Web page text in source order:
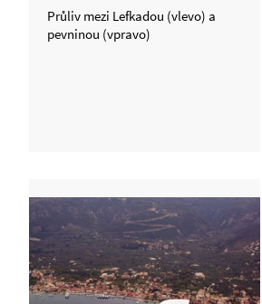
Průliv mezi Lefkadou (vlevo) a
pevninou (vpravo)